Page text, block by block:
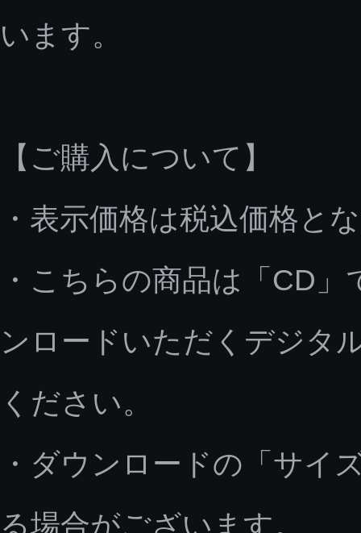
います。
【ご購入について】
・表示価格は税込価格と
・こちらの商品は「CD
ンロードいただくデジタ
ください。
・ダウンロードの「サイ
る場合がございます。